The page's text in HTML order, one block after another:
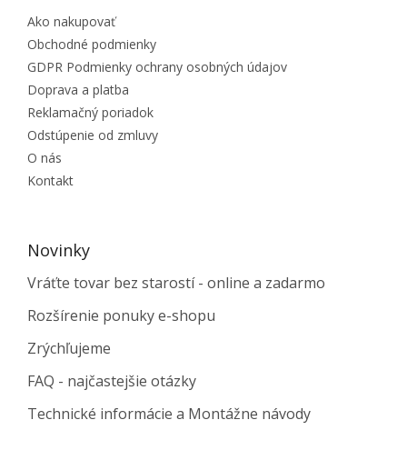
Ako nakupovať
Obchodné podmienky
GDPR Podmienky ochrany osobných údajov
Doprava a platba
Reklamačný poriadok
Odstúpenie od zmluvy
O nás
Kontakt
Novinky
Vráťte tovar bez starostí - online a zadarmo
Rozšírenie ponuky e-shopu
Zrýchľujeme
FAQ - najčastejšie otázky
Technické informácie a Montážne návody